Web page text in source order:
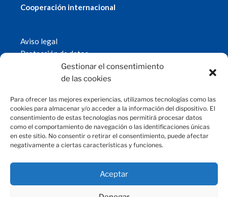
Gestionar el consentimiento
de las cookies
Para ofrecer las mejores experiencias, utilizamos tecnologías como las
cookies para almacenar y/o acceder a la información del dispositivo. El
consentimiento de estas tecnologías nos permitirá procesar datos
como el comportamiento de navegación o las identificaciones únicas
en este sitio. No consentir o retirar el consentimiento, puede afectar
negativamente a ciertas características y funciones.
Aceptar
Cooperación internacional
Aviso legal
Protección de datos
Política de cookies
© 2019 Fundación Magtel.
CONTACTO
fundacion@magtel.es
Parque Empresarial Las Quemadas
C/Gabriel Ramos Bejarano, 114
14014 Córdoba